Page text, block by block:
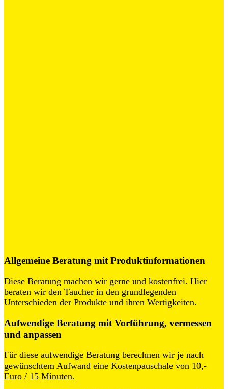
Allgemeine Beratung mit Produktinformationen
Diese Beratung machen wir gerne und kostenfrei. Hier
beraten wir den Taucher in den grundlegenden
Unterschieden der Produkte und ihren Wertigkeiten.
Aufwendige Beratung mit Vorführung, vermessen
und anpassen
Für diese aufwendige Beratung berechnen wir je nach
gewünschtem Aufwand eine Kostenpauschale von 10,-
Euro / 15 Minuten.